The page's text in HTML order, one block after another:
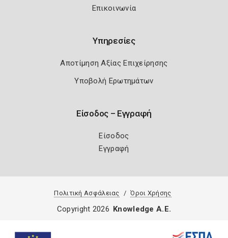
Επικοινωνία
Υπηρεσίες
Αποτίμηση Αξίας Επιχείρησης
Υποβολή Ερωτημάτων
Είσοδος – Εγγραφή
Είσοδος
Εγγραφή
Πολιτική Ασφάλειας Όροι Χρήσης
Copyright 2026 Knowledge A.E.